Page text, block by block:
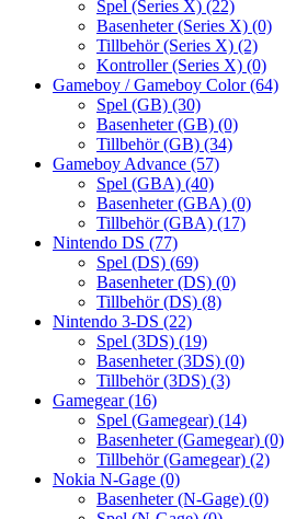
Spel (Series X) (22)
Basenheter (Series X) (0)
Tillbehör (Series X) (2)
Kontroller (Series X) (0)
Gameboy / Gameboy Color(64)
Spel (GB) (30)
Basenheter (GB) (0)
Tillbehör (GB) (34)
Gameboy Advance (57)
Spel (GBA) (40)
Basenheter (GBA) (0)
Tillbehör (GBA) (17)
Nintendo DS (77)
Spel (DS) (69)
Basenheter (DS) (0)
Tillbehör (DS) (8)
Nintendo 3-DS (22)
Spel (3DS) (19)
Basenheter (3DS) (0)
Tillbehör (3DS) (3)
Gamegear(16)
Spel (Gamegear) (14)
Basenheter (Gamegear) (0)
Tillbehör (Gamegear) (2)
Nokia N-Gage (0)
Basenheter (N-Gage) (0)